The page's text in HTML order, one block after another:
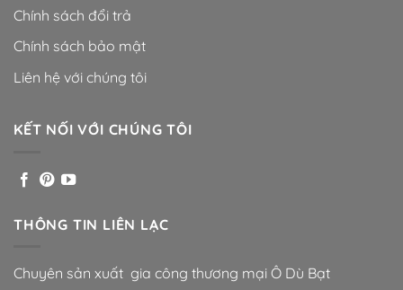
Chính sách đổi trả
Chính sách bảo mật
Liên hệ với chúng tôi
KẾT NỐI VỚI CHÚNG TÔI
THÔNG TIN LIÊN LẠC
Chuyên sản xuất gia công thương mại Ô Dù Bạt